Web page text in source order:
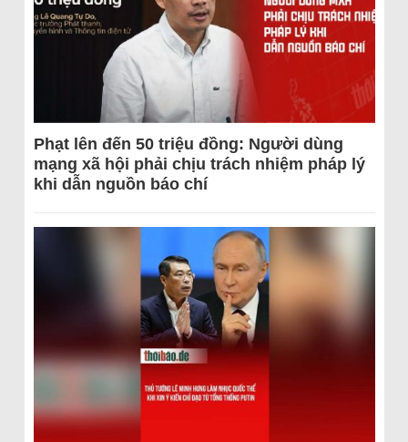
Phạt lên đến 50 triệu đồng: Người dùng
mạng xã hội phải chịu trách nhiệm pháp lý
khi dẫn nguồn báo chí